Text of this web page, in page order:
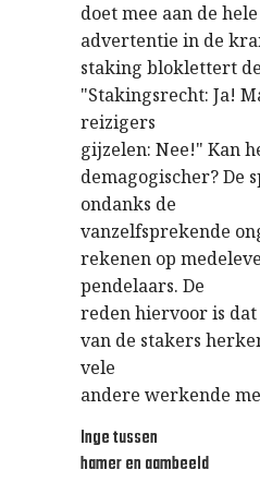
doet mee aan de
advertentie in de
staking bloklettert
"Stakingsrecht: Ja!
reizigers
gijzelen: Nee!" Kan
demagogischer? De
ondanks de
vanzelfsprekende
rekenen op
pendelaars. De
reden hiervoor is
van de stakers
vele
andere werkende
Inge tussen
hamer en aambeeld